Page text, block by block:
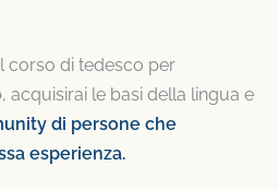
corso di tedesco per
acquisirai le basi della lingua e
di persone che
esperienza.